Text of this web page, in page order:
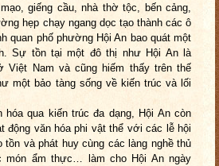
giếng cầu, nhà thờ tộc, bến cảng,
hẹp chạy ngang dọc tạo thành các ô
quan phố phường Hội An bao quát một
Sự tồn tại một đô thị như Hội An là
Việt Nam và cũng hiếm thấy trên thế
một bảo tàng sống về kiến trúc và lối
hóa qua kiến trúc đa dạng, Hội An còn
động văn hóa phi vật thể với các lễ hội
tồn và phát huy cùng các làng nghề thủ
món ẩm thực… làm cho Hội An ngày